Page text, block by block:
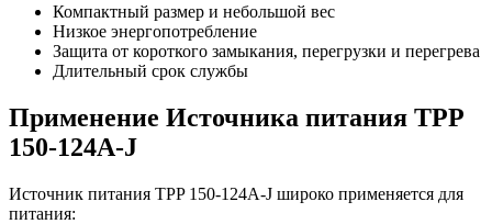
Компактный размер и небольшой вес
Низкое энергопотребление
Защита от короткого замыкания, перегрузки и перегрева
Длительный срок службы
Применение Источника питания TPP
150-124A-J
Источник питания TPP 150-124A-J широко применяется для
питания: